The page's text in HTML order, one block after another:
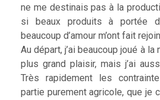
ne me destinais pas à la
si beaux produits à portée
beaucoup d’amour m’ont fait
Au départ, j’ai beaucoup joué à la
plus grand plaisir, mais j’ai
Très rapidement les
partie purement agricole, que je